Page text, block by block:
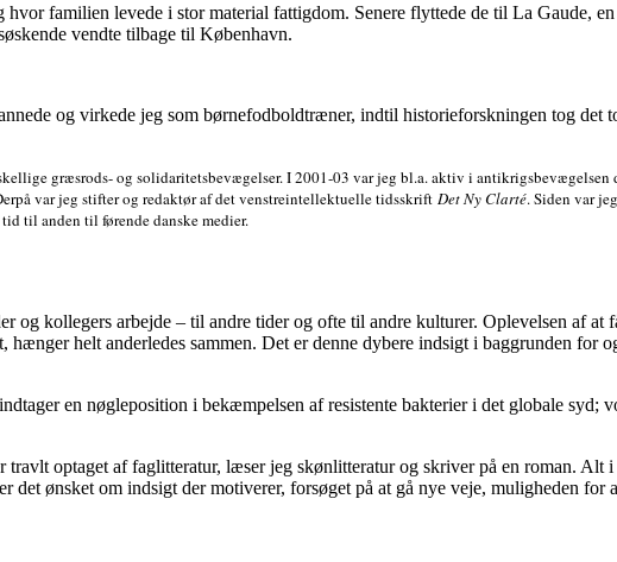
familien levede i stor material fattigdom. Senere flyttede de til La Gaude,
vendte tilbage til København.
og virkede jeg som børnefodboldtræner, indtil historieforskningen tog det
græsrods- og solidaritetsbevægelser. I 2001-03 var jeg bl.a. aktiv i antikrigsbevægelsen
var jeg stifter og redaktør af det venstreintellektuelle tidsskrift Det Ny Clarté. Siden var
til anden til førende danske medier.
kollegers arbejde – til andre tider og ofte til andre kulturer. Oplevelsen af at
helt anderledes sammen. Det er denne dybere indsigt i baggrunden for
en nøgleposition i bekæmpelsen af resistente bakterier i det globale syd;
optaget af faglitteratur, læser jeg skønlitteratur og skriver på en roman. Alt
ønsket om indsigt der motiverer, forsøget på at gå nye veje, muligheden for